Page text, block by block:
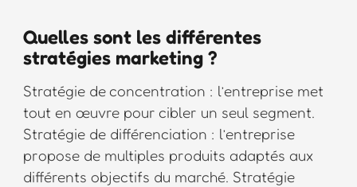
Quelles sont les différentes
stratégies marketing ?
Stratégie de concentration : l’entreprise met
tout en œuvre pour cibler un seul segment.
Stratégie de différenciation : l’entreprise
propose de multiples produits adaptés aux
différents objectifs du marché. Stratégie